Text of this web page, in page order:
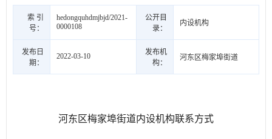
索 引
号：
hedongquhdmjbjd/2021-
0000108
公开目
录：
内设机构
发布日
期：
2022-03-10
发布机
构：
河东区梅家埠街道
河东区梅家埠街道内设机构联系方式